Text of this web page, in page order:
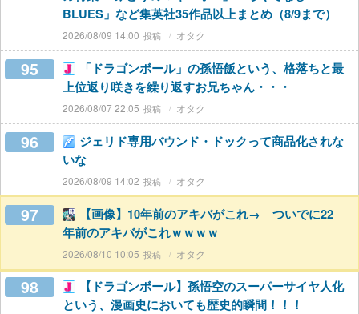
BLUES」など集英社35作品以上まとめ（8/9まで）
2026/08/09 14:00 オタク
95
「ドラゴンボール」の孫悟飯という、格落ちと最
上位返り咲きを繰り返すお兄ちゃん・・・
2026/08/07 22:05 オタク
96
ジェリド専用バウンド・ドックって商品化されな
いな
2026/08/09 14:02 オタク
97
【画像】10年前のアキバがこれ→ ついでに22
年前のアキバがこれｗｗｗｗ
2026/08/10 10:05 オタク
98
【ドラゴンボール】孫悟空のスーパーサイヤ人化
という、漫画史においても歴史的瞬間！！！